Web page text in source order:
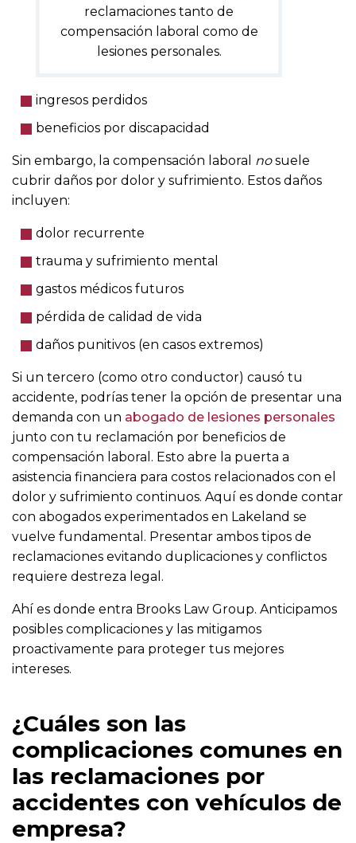
reclamaciones tanto de
compensación laboral como de
lesiones personales.
ingresos perdidos
beneficios por discapacidad
Sin embargo, la compensación laboral nosuele
cubrir daños por dolor y sufrimiento. Estos daños
incluyen:
dolor recurrente
trauma y sufrimiento mental
gastos médicos futuros
pérdida de calidad de vida
daños punitivos (en casos extremos)
Si un tercero (como otro conductor) causó tu
accidente, podrías tener la opción de presentar una
demanda con un abogado de lesiones personales
junto con tu reclamación por beneficios de
compensación laboral. Esto abre la puerta a
asistencia financiera para costos relacionados con el
dolor y sufrimiento continuos. Aquí es donde contar
con abogados experimentados en Lakeland se
vuelve fundamental. Presentar ambos tipos de
reclamaciones evitando duplicaciones y conflictos
requiere destreza legal.
Ahí es donde entra Brooks Law Group. Anticipamos
posibles complicaciones y las mitigamos
proactivamente para proteger tus mejores
intereses.
¿Cuáles son las
complicaciones comunes en
las reclamaciones por
accidentes con vehículos de
empresa?